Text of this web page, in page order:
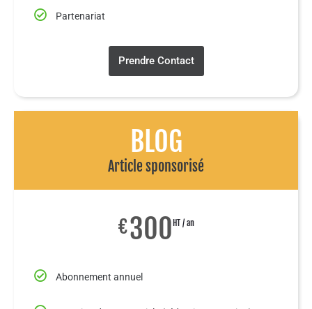
Partenariat
Prendre Contact
BLOG
Article sponsorisé
€300HT / an
Abonnement annuel